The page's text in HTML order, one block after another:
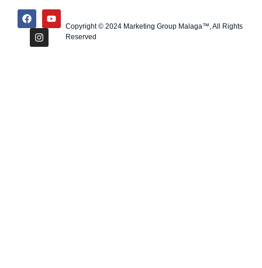
Copyright © 2024 Marketing Group Malaga™, All Rights
Reserved